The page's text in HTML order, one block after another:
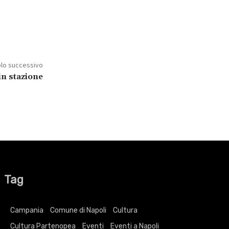
successivo
stazione
Tag
Campania Comune di Napoli
Cultura
Cultura Partenopea
Eventi Eventi a Napoli